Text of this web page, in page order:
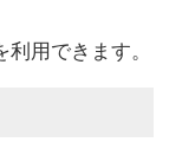
用できます。